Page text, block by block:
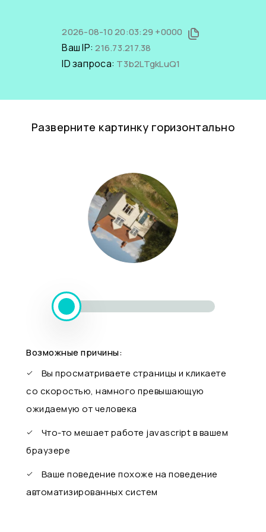
2026-08-10 20:03:29 +0000
Ваш IP:216.73.217.38
ID запроса: T3b2LTgkLuQ1
Разверните картинку горизонтально
Возможные причины:
Вы просматриваете страницы и кликаете
со скоростью, намного превышающую
ожидаемую от человека
Что-то мешает работе javascript в вашем
браузере
Ваше поведение похоже на поведение
автоматизированных систем